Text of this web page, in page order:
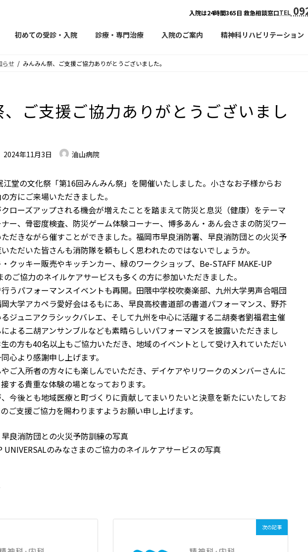
入院は24時間365日 救急相談窓口TEL
初めての受診・入院 診療・専門治療 入院のご案内 精神科リハビリテーション
らせ みんみん祭、ご支援ご協力ありがとうございました。
、
ご支援ご協力ありがとうございまし
最
更
新
日
時
:
2024年11月3日 油山病院
堂の文化祭「第16回みんみん祭」を開催いたしました。小さなお子様からお
方にご来場いただきました。
ローズアップされる機会が増えたことを踏まえて防災と息災（健康）をテーマ
ー、骨密度検査、防災ゲーム体験コーナー、博多あん・あん会さまの防災ワー
だきながら催すことができました。福岡市早良消防署、早良消防団との火災予
ただいた皆さんも消防隊を頼もしく思われたのではないでしょうか。
クッキー販売やキッチンカー、緑のワークショップ、Be-STAFF MAKE-UP
のご協力のネイルケアサービスも多くの方に参加いただきました。
うパフォーマンスイベントも再開。田隈中学校吹奏楽部、九州大学男声合唱団
大学アカペラ愛好会はるもにあ、早良高校書道部の書道パフォーマンス、野芥
ジュニアクラシックバレエ、そして九州を中心に活躍する二胡奏者劉福君主催
よる二胡アンサンブルなども素晴らしいパフォーマンスを披露いただきまし
の方も40名以上もご協力いただき、地域のイベントとして受け入れていただい
心より感謝申し上げます。
ご入所者の方々にも楽しんでいただき、デイケアやリワークのメンバーさんに
する貴重な体験の場となっております。
今後とも地域医療と町づくりに貢献してまいりたいと決意を新たにいたしてお
ご支援ご協力を賜わりますようお願い申し上げます。
次の記事